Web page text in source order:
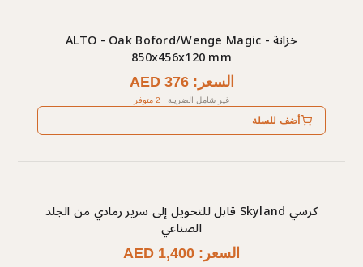
خزانة ALTO - Oak Boford/Wenge Magic -
850x456x120 mm
السعر: AED 376
غير شامل الضريبة · 2 متوفر
أضف للسلة
كرسي Skyland قابل للتحويل إلى سرير رمادي من الجلد
الصناعي
السعر: AED 1,400